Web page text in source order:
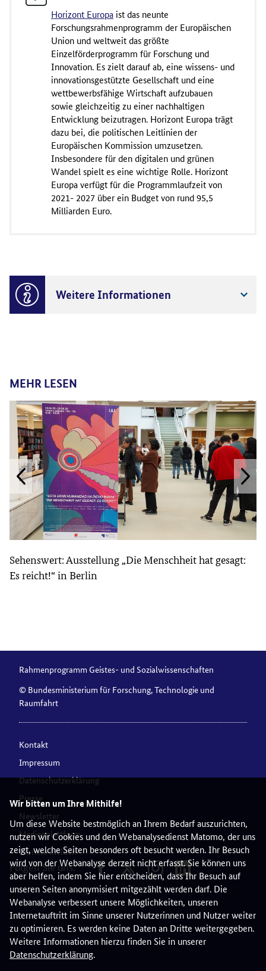
Wir bitten um Ihre Mithilfe!
Um diese Website bestmöglich an Ihrem Bedarf auszurichten,
nutzen wir Cookies und den Webanalysedienst Matomo, der uns
zeigt, welche Seiten besonders oft besucht werden. Ihr Besuch
wird von der Webanalyse derzeit nicht erfasst. Sie können uns
aber helfen, indem Sie hier entscheiden, dass Ihr Besuch auf
unseren Seiten anonymisiert mitgezählt werden darf. Die
Webanalyse verbessert unsere Möglichkeiten, unseren
Internetauftritt im Sinne unserer Nutzerinnen und Nutzer weiter
zu optimieren. Es werden keine Daten an Dritte weitergegeben.
Weitere Informationen hierzu finden Sie in unserer
Datenschutzerklärung.
Horizont Europa ist das neunte
Forschungsrahmenprogramm der Europäischen
Union und weltweit das größte
Einzelförderprogramm für Forschung und
Innovation. Es zielt darauf ab, eine wissens- und
innovationsgestützte Gesellschaft und eine
wettbewerbsfähige Wirtschaft aufzubauen
sowie gleichzeitig zu einer nachhaltigen
Entwicklung beizutragen. Horizont Europa trägt
dazu bei, die politischen Leitlinien der
Europäischen Kommission umzusetzen.
Insbesondere für den digitalen und grünen
Wandel spielt es eine wichtige Rolle. Horizont
Europa verfügt für die Programmlaufzeit von
2021- 2027 über ein Budget von rund 95,5
Milliarden Euro.
Weitere Informationen
MEHR LESEN
Sehenswert: Ausstellung „Die Menschheit hat gesagt:
Es reicht!“ in Berlin
Rahmenprogramm Geistes- und Sozialwissenschaften
© Bundesministerium für Forschung, Technologie und
Raumfahrt
Kontakt
Impressum
Datenschutzerklärung
Presse
Newsletter
Medienplattform
Barriere melden
Folgen Sie uns: